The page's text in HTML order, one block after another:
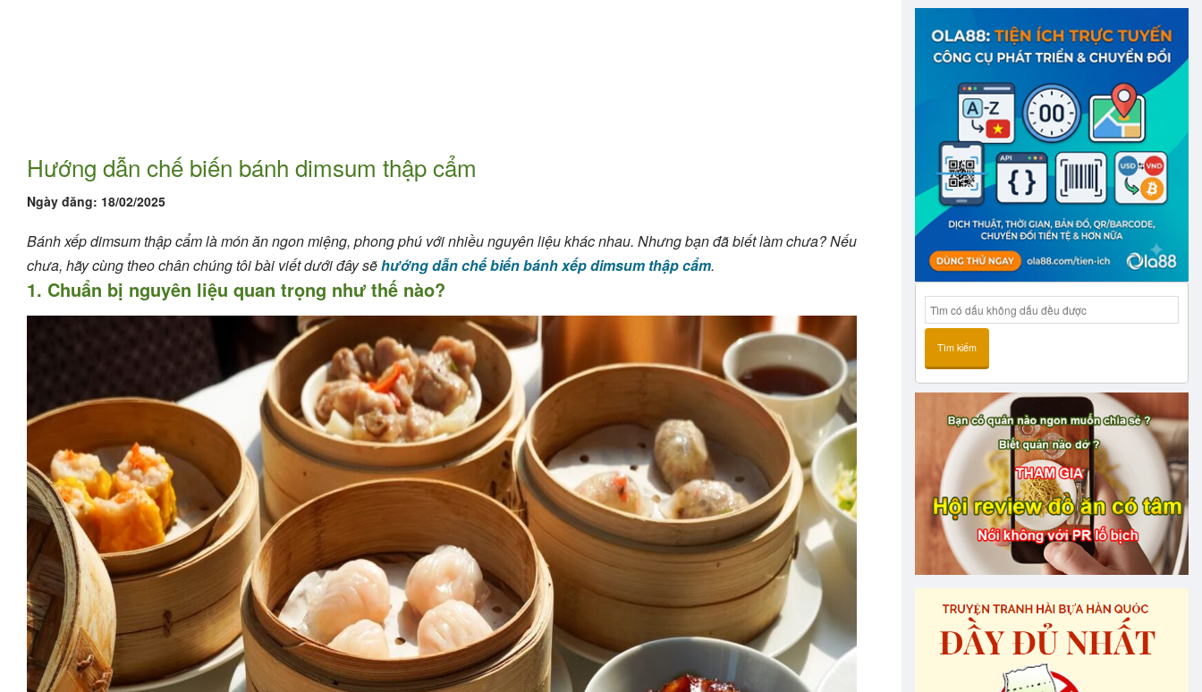
Hướng dẫn chế biến bánh dimsum thập cẩm
Ngày đăng: 18/02/2025
Bánh xếp dimsum thập cẩm là món ăn ngon miệng, phong phú với nhiều nguyên liệu khác nhau. Nhưng bạn đã biết làm chưa? Nếu
chưa, hãy cùng theo chân chúng tôi bài viết dưới đây sẽhướng dẫn chế biến bánh xếp dimsum thập cẩm.
1. Chuẩn bị nguyên liệu quan trọng như thế nào?
Tìm kiếm